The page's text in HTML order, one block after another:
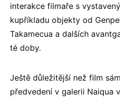
interakce filmaře s
kupříkladu objekty od
Takamecua a dalších
té doby.
Ještě důležitější než film
předvedení v galerii Naiqua